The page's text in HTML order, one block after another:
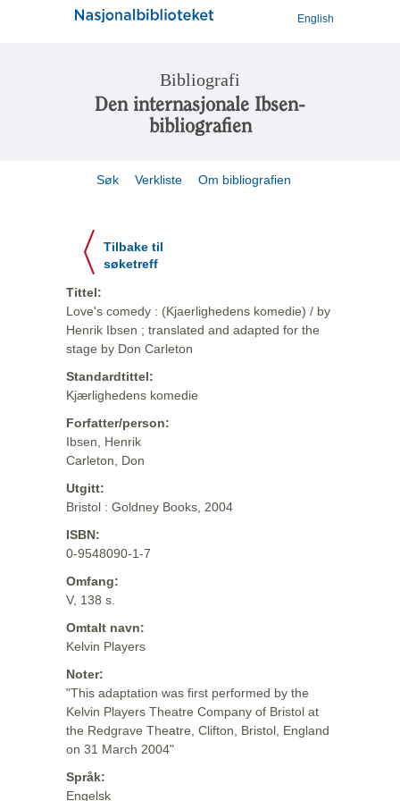
English
Bibliografi
Den internasjonale Ibsen-
bibliografien
Søk Verkliste Om bibliografien
Tilbake til
søketreff
Tittel:
Love's comedy : (Kjaerlighedens komedie) / by
Henrik Ibsen ; translated and adapted for the
stage by Don Carleton
Standardtittel:
Kjærlighedens komedie
Forfatter/person:
Ibsen, Henrik
Carleton, Don
Utgitt:
Bristol : Goldney Books, 2004
ISBN:
0-9548090-1-7
Omfang:
V, 138 s.
Omtalt navn:
Kelvin Players
Noter:
"This adaptation was first performed by the
Kelvin Players Theatre Company of Bristol at
the Redgrave Theatre, Clifton, Bristol, England
on 31 March 2004"
Språk:
Engelsk